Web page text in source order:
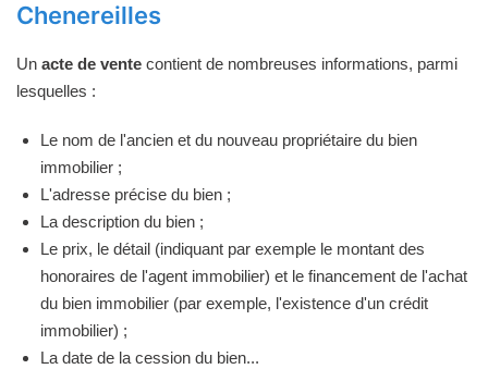
Chenereilles
Un acte de vente contient de nombreuses informations, parmi
lesquelles :
Le nom de l'ancien et du nouveau propriétaire du bien
immobilier ;
L'adresse précise du bien ;
La description du bien ;
Le prix, le détail (indiquant par exemple le montant des
honoraires de l'agent immobilier) et le financement de l'achat
du bien immobilier (par exemple, l'existence d'un crédit
immobilier) ;
La date de la cession du bien...